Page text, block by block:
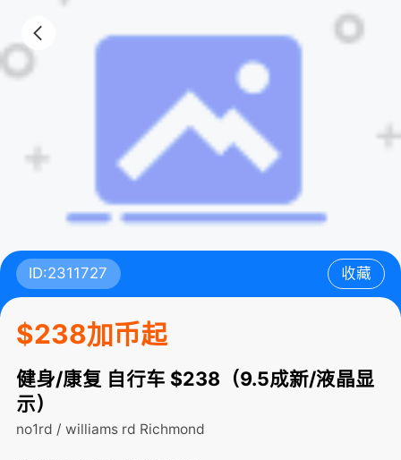
ID:2311727 收藏
$238加币起
健身/康复 自行车 $238（9.5成新/液晶显
示）
no1rd / williams rd Richmond